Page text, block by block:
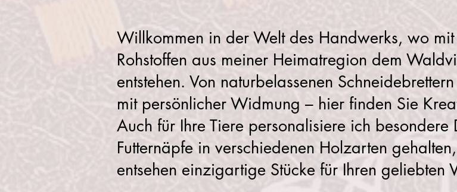
Willkommen in der Welt des Handwerks, wo
Rohstoffen aus meiner Heimatregion dem
entstehen. Von naturbelassenen
mit persönlicher Widmung – hier finden Sie
Auch für Ihre Tiere personalisiere ich besondere
Futternäpfe in verschiedenen Holzarten
entsehen einzigartige Stücke für Ihren geliebten